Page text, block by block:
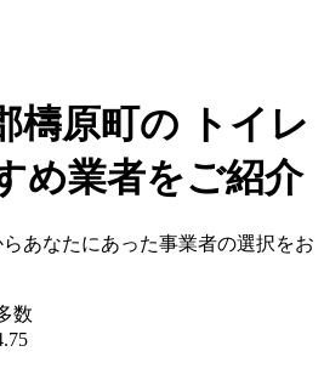
檮原町の トイレ
め業者をご紹介
あなたにあった事業者の選択をお
数